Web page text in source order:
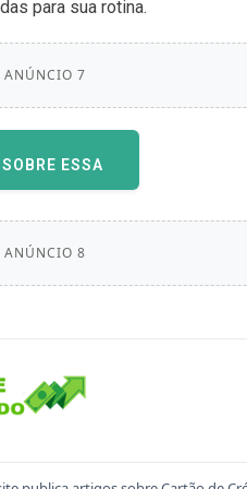
para sua rotina.
ANÚNCIO 7
ESSA
ANÚNCIO 8